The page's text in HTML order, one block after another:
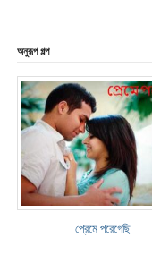
অনুরূপ গল্প
প্রেমে পরেগেছি